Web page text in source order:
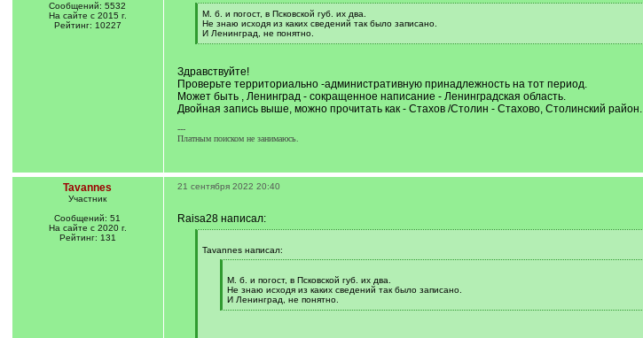
Сообщений: 5532
На сайте с 2015 г.
Рейтинг: 10227
[
q
]
М. б. и погост, в Псковской губ. их два.
Не знаю исходя из каких сведений так было записано.
И Ленинград, не понятно.
[
]
Здравствуйте!
Проверьте территориально -административную принадлежность на тот период.
Может быть , Ленинград - сокращенное написание - Ленинградская область.
Двойная запись выше, можно прочитать как - Стахов /Столин - Стахово, Столинский район.
---
Платным поиском не занимаюсь.
Tavannes
Участник
Сообщений: 51
На сайте с 2020 г.
Рейтинг: 131
21 сентября 2022 20:40
Raisa28 написал:
q
Tavannes написал:
q
]
М. б. и погост, в Псковской губ. их два.
Не знаю исходя из каких сведений так было записано.
И Ленинград, не понятно.
[